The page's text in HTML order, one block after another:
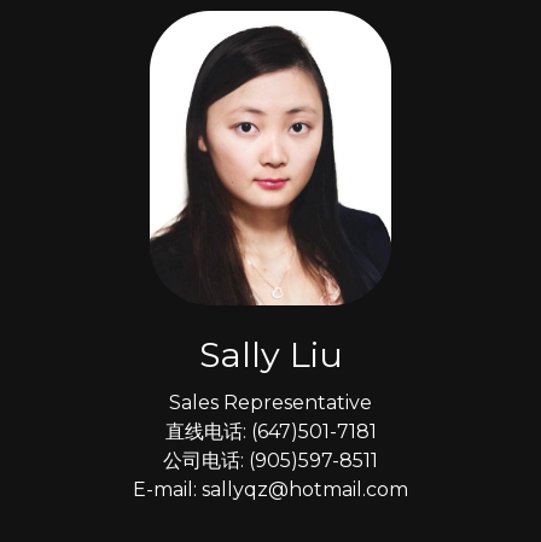
Sally Liu
Sales Representative
直线电话: (647)501-7181
公司电话: (905)597-8511
E-mail: sallyqz@hotmail.com